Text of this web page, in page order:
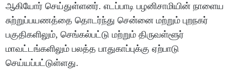
ஆகியோர் செய்துள்ளனர். எடப்பாடி பழனிசாமியின் நாளைய
சுற்றுப்பயணத்தை தொடர்ந்து சென்னை மற்றும் புறநகர்
பகுதிகளிலும், செங்கல்பட்டு மற்றும் திருவள்ளூர்
மாவட்டங்களிலும் பலத்த பாதுகாப்புக்கு ஏற்பாடு
செய்யப்பட்டுள்ளது.